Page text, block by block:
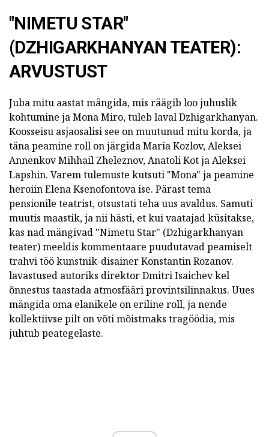
"NIMETU STAR"
(DZHIGARKHANYAN TEATER):
ARVUSTUST
Juba mitu aastat mängida, mis räägib loo juhuslik
kohtumine ja Mona Miro, tuleb laval Dzhigarkhanyan.
Koosseisu asjaosalisi see on muutunud mitu korda, ja
täna peamine roll on järgida Maria Kozlov, Aleksei
Annenkov Mihhail Zheleznov, Anatoli Kot ja Aleksei
Lapshin. Varem tulemuste kutsuti "Mona" ja peamine
heroiin Elena Ksenofontova ise. Pärast tema
pensionile teatrist, otsustati teha uus avaldus. Samuti
muutis maastik, ja nii hästi, et kui vaatajad küsitakse,
kas nad mängivad "Nimetu Star" (Dzhigarkhanyan
teater) meeldis kommentaare puudutavad peamiselt
trahvi töö kunstnik-disainer Konstantin Rozanov.
lavastused autoriks direktor Dmitri Isaichev kel
õnnestus taastada atmosfääri provintsilinnakus. Uues
mängida oma elanikele on eriline roll, ja nende
kollektiivse pilt on võti mõistmaks tragöödia, mis
juhtub peategelaste.